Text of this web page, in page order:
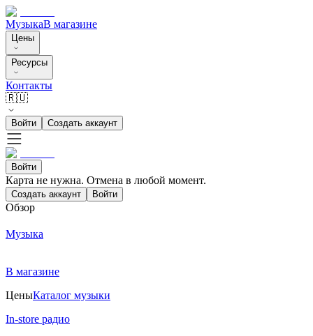
МузыкаВ магазине
Цены
Ресурсы
Контакты
🇷🇺
Войти Создать аккаунт
Войти
Карта не нужна. Отмена в любой момент.
Создать аккаунт Войти
Обзор
Музыка
В магазине
ЦеныКаталог музыки
In-store радио